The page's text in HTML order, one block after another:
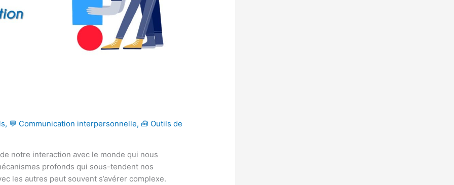
, 💬 Communication interpersonnelle, 🧰 Outils de
notre interaction avec le monde qui nous
profonds qui sous-tendent nos
les autres peut souvent s’avérer complexe.